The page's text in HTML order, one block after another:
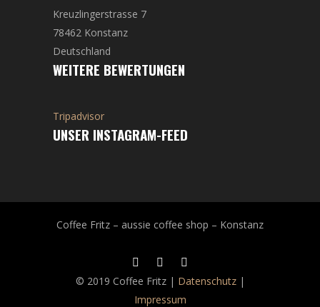
Kreuzlingerstrasse 7
78462 Konstanz
Deutschland
WEITERE BEWERTUNGEN
Tripadvisor
UNSER INSTAGRAM-FEED
Coffee Fritz – aussie coffee shop – Konstanz
© 2019 Coffee Fritz | Datenschutz|
Impressum